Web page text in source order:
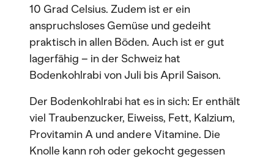
10 Grad Celsius. Zudem ist er ein
anspruchsloses Gemüse und gedeiht
praktisch in allen Böden. Auch ist er gut
lagerfähig – in der Schweiz hat
Bodenkohlrabi von Juli bis April Saison.
Der Bodenkohlrabi hat es in sich: Er enthält
viel Traubenzucker, Eiweiss, Fett, Kalzium,
Provitamin A und andere Vitamine. Die
Knolle kann roh oder gekocht gegessen